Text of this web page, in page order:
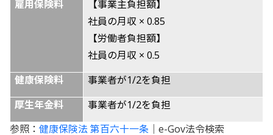
雇用保険料
【事業主負担額】
社員の月収 × 0.85
【労働者負担額】
社員の月収 × 0.5
健康保険料 事業者が1/2を負担
厚生年金料 事業者が1/2を負担
参照： 健康保険法 第百六十一条 ｜e-Gov法令検索